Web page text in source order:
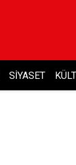
SIYASET